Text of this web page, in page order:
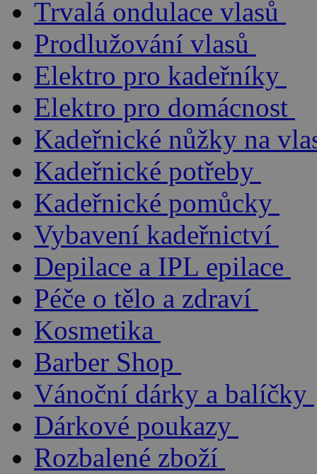
Trvalá ondulace vlasů
Prodlužování vlasů
Elektro pro kadeřníky
Elektro pro domácnost
Kadeřnické nůžky na
Kadeřnické potřeby
Kadeřnické pomůcky
Vybavení kadeřnictví
Depilace a IPL epilace
Péče o tělo a zdraví
Kosmetika
Barber Shop
Vánoční dárky a balíčky
Dárkové poukazy
Rozbalené zboží